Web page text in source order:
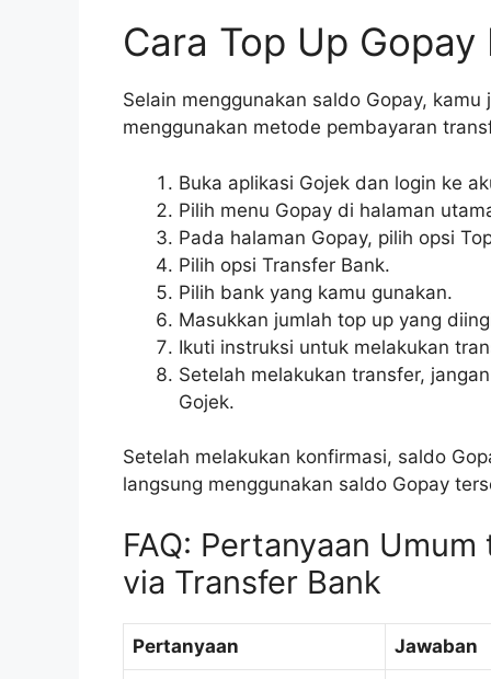
Cara Top Up
Selain menggunakan saldo Gopay,
menggunakan metode pembayaran
Buka aplikasi Gojek dan login ke
Pilih menu Gopay di halaman
Pada halaman Gopay, pilih opsi
Pilih opsi Transfer Bank.
Pilih bank yang kamu gunakan.
Masukkan jumlah top up yang
Ikuti instruksi untuk melakukan
Setelah melakukan transfer,
Gojek.
Setelah melakukan konfirmasi, saldo
langsung menggunakan saldo Gopay
FAQ: Pertanyaan
via Transfer Bank
Pertanyaan Jawaban